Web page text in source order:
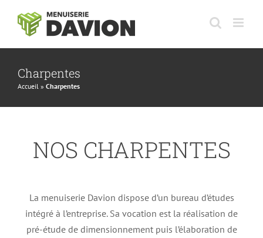
contenu
Charpentes
Accueil » Charpentes
NOS CHARPENTES
La menuiserie Davion dispose d’un bureau d’études
intégré à l’entreprise. Sa vocation est la réalisation de
pré-étude de dimensionnement puis l’élaboration de